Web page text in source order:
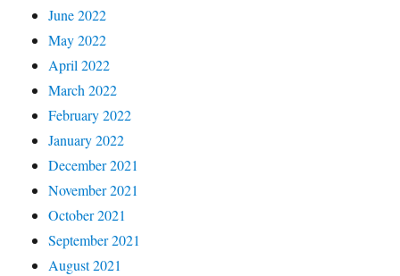
June 2022
May 2022
April 2022
March 2022
February 2022
January 2022
December 2021
November 2021
October 2021
September 2021
August 2021